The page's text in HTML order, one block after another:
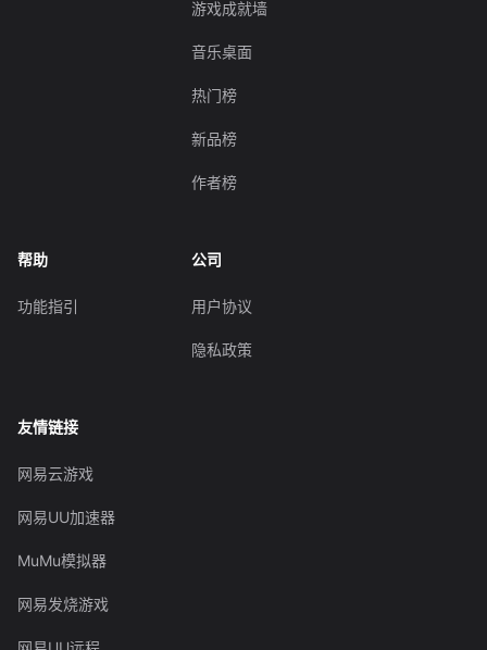
游戏成就墙
音乐桌面
热门榜
新品榜
作者榜
帮助
功能指引
公司
用户协议
隐私政策
友情链接
网易云游戏
网易UU加速器
MuMu模拟器
网易发烧游戏